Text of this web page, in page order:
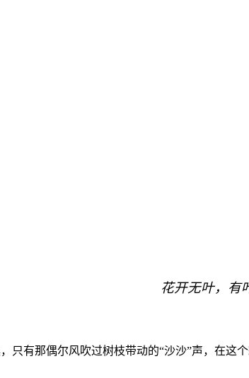
花开无叶，有
只有那偶尔风吹过树枝带动的“沙沙”声，在